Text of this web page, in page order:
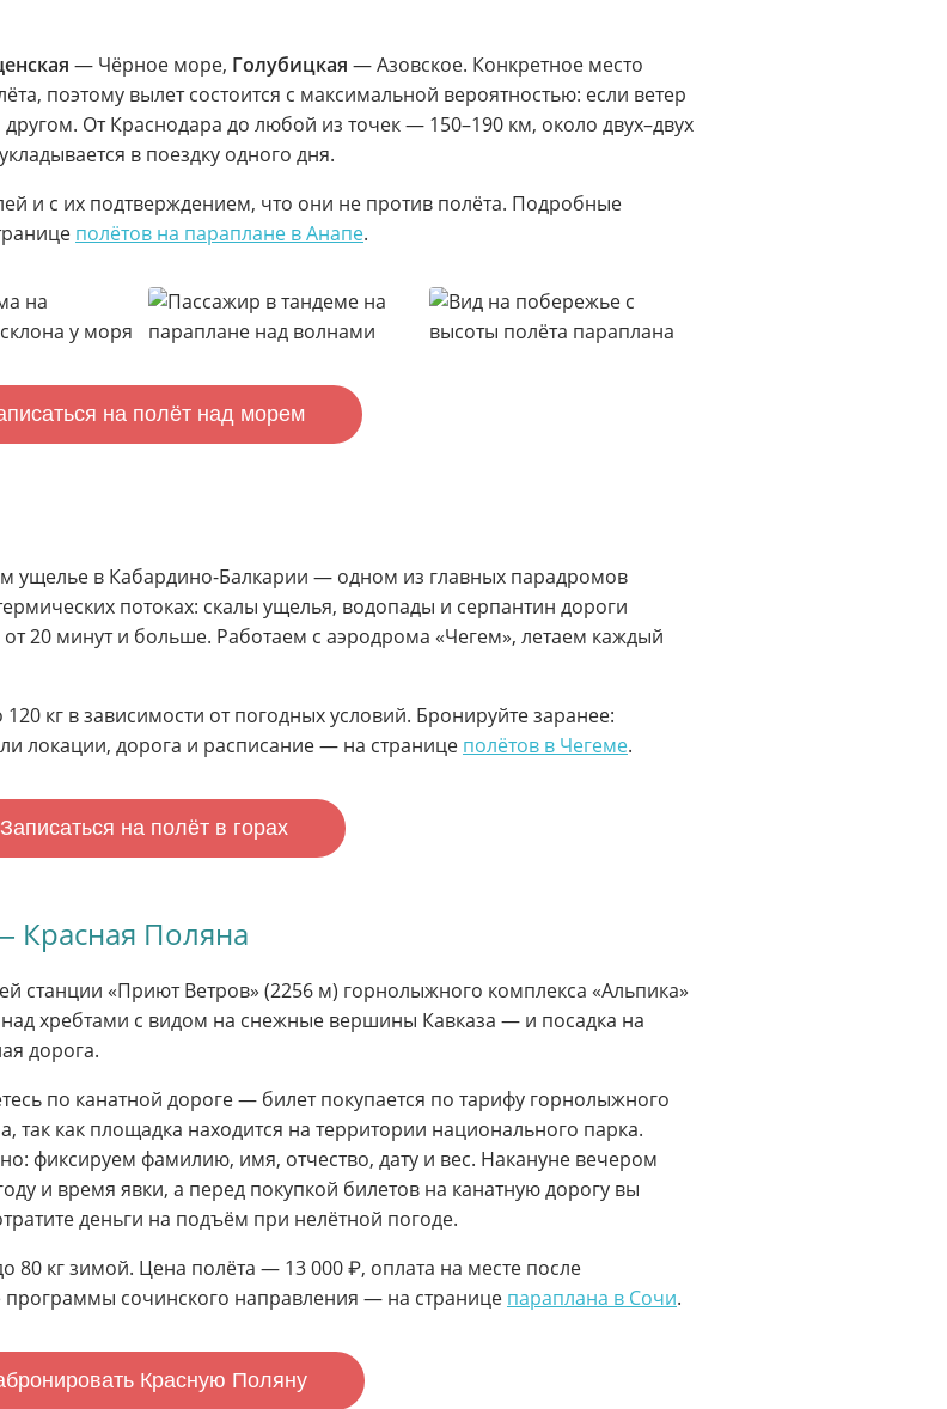
— Чёрное море, Голубицкая — Азовское. Конкретное место
поэтому вылет состоится с максимальной вероятностью: если ветер
От Краснодара до любой из точек — 150–190 км, около двух–двух
в поездку одного дня.
и с их подтверждением, что они не против полёта. Подробные
полётов на параплане в Анапе.
на полёт над морем
ущелье в Кабардино-Балкарии — одном из главных парадромов
потоках: скалы ущелья, водопады и серпантин дороги
20 минут и больше. Работаем с аэродрома «Чегем», летаем каждый
кг в зависимости от погодных условий. Бронируйте заранее:
локации, дорога и расписание — на странице полётов в Чегеме.
Записаться на полёт в горах
Красная Поляна
станции «Приют Ветров» (2256 м) горнолыжного комплекса «Альпика»
хребтами с видом на снежные вершины Кавказа — и посадка на
дорога.
по канатной дороге — билет покупается по тарифу горнолыжного
так как площадка находится на территории национального парка.
фиксируем фамилию, имя, отчество, дату и вес. Накануне вечером
и время явки, а перед покупкой билетов на канатную дорогу вы
деньги на подъём при нелётной погоде.
80 кг зимой. Цена полёта — 13 000 ₽, оплата на месте после
сочинского направления — на странице параплана в Сочи.
Красную Поляну